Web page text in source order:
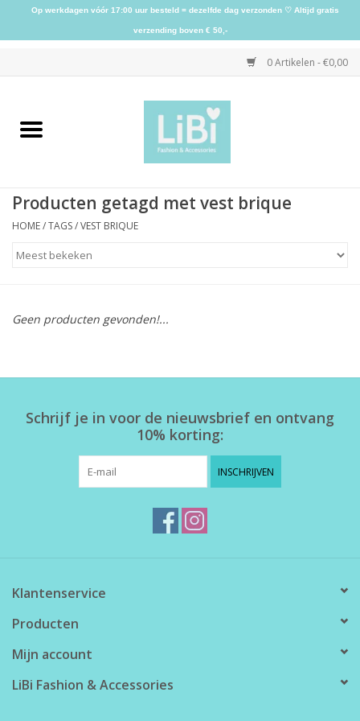
0 Artikelen - €0,00
Home
Schoenen
Herensokken
Producten getagd met vest brique
HOME/TAGS/VEST BRIQUE
Geen producten gevonden!...
Schrijf je in voor de nieuwsbrief en ontvang
10% korting:
INSCHRIJVEN
Klantenservice
Producten
Mijn account
LiBi Fashion & Accessories
Op werkdagen vóór 17:00 uur besteld = dezelfde dag verzonden ♡ Altijd gratis
verzending boven € 50,-